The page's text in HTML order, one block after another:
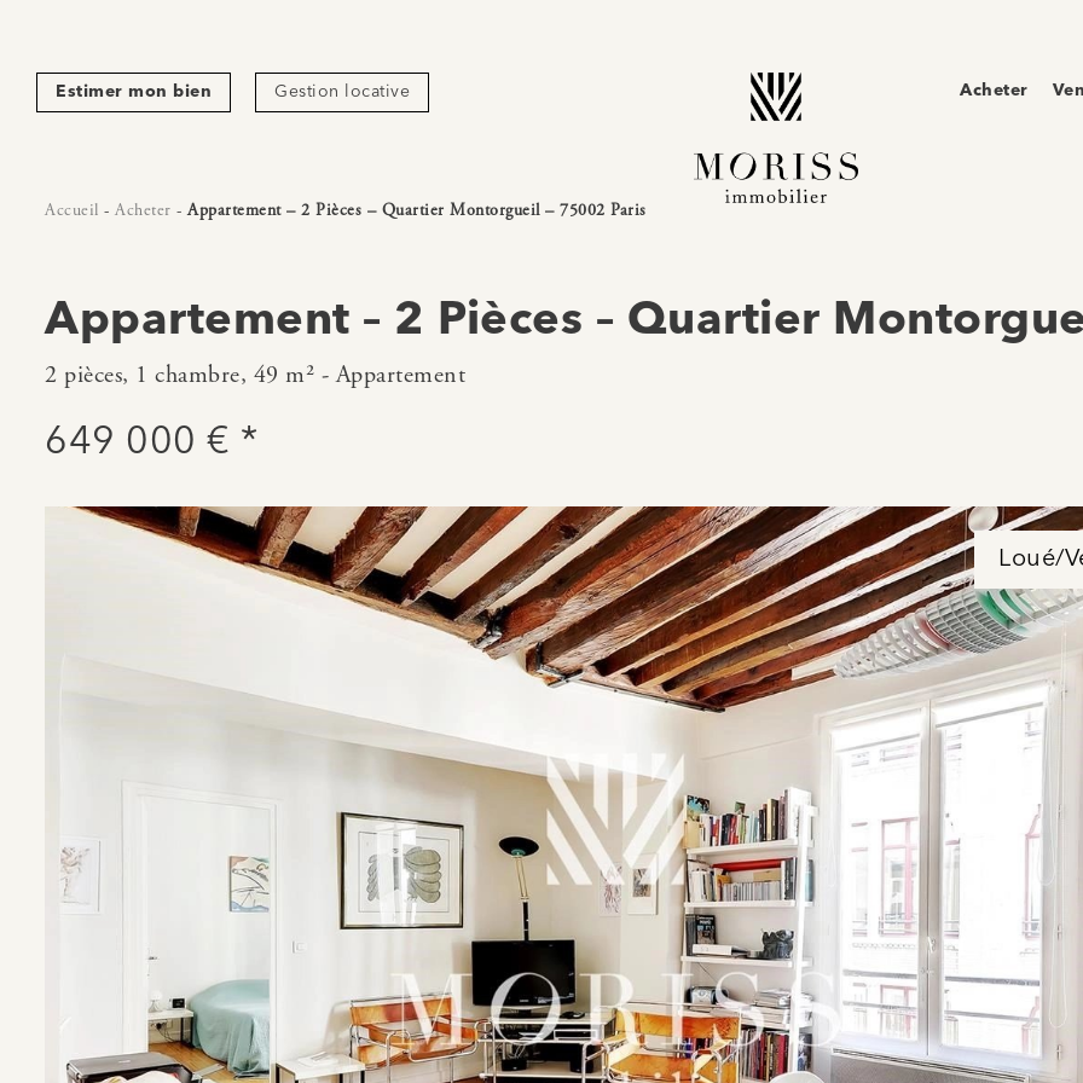
Estimer mon bien Gestion locative Acheter
Accueil - Acheter -Appartement – 2 Pièces – Quartier Montorgueil – 75002 Paris
Appartement – 2 Pièces – Quartier
2 pièces, 1 chambre, 49 m² - Appartement
649 000 € *
Loué/